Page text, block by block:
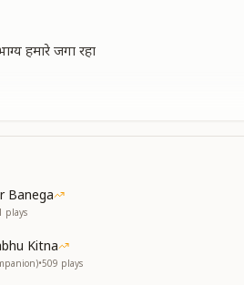
हमारे जगा रहा
जाएगी
से हमपर बरसा रहा
Banega
plays
Kitna
•509 plays